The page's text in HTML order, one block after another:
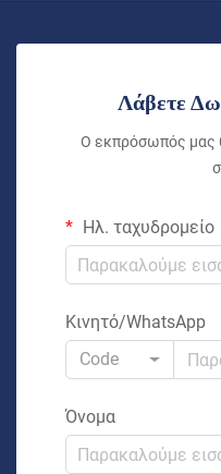
Λάβετε
Ο εκπρόσωπός μας
Ηλ. ταχυδρομείο
Κινητό/WhatsApp
Code
Όνομα